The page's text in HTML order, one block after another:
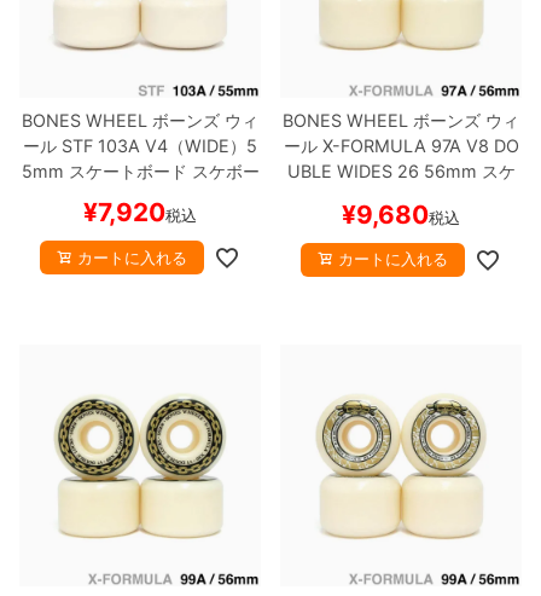
BONES WHEEL ボーンズ ウィ
ール STF 103A V4（WIDE） 5
5mm スケートボード スケボー
¥7,920税込
カートに入れる
BONES WHEEL ボーンズ ウィ
ールX-FORMULA 97A V8 DO
UBLE WIDES 26 56mm スケ
¥9,680税込
カートに入れる